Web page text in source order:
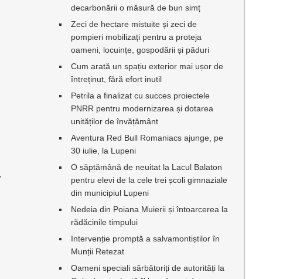
decarbonării o măsură de bun simț
Zeci de hectare mistuite și zeci de
pompieri mobilizați pentru a proteja
oameni, locuințe, gospodării și păduri
Cum arată un spațiu exterior mai ușor de
întreținut, fără efort inutil
Petrila a finalizat cu succes proiectele
PNRR pentru modernizarea și dotarea
unităților de învățământ
Aventura Red Bull Romaniacs ajunge, pe
30 iulie, la Lupeni
O săptămână de neuitat la Lacul Balaton
pentru elevi de la cele trei școli gimnaziale
din municipiul Lupeni
Nedeia din Poiana Muierii și întoarcerea la
rădăcinile timpului
Intervenție promptă a salvamontiștilor în
Munții Retezat
Oameni speciali sărbătoriți de autorități la